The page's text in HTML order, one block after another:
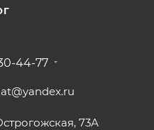
44-77
73А